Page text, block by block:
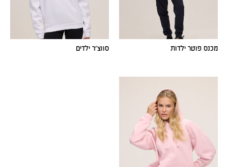
מכנס פוטר ילדות סווצ׳ר ילדים